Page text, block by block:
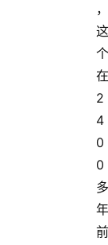
，
这
个
在
2
4
0
0
多
年
前